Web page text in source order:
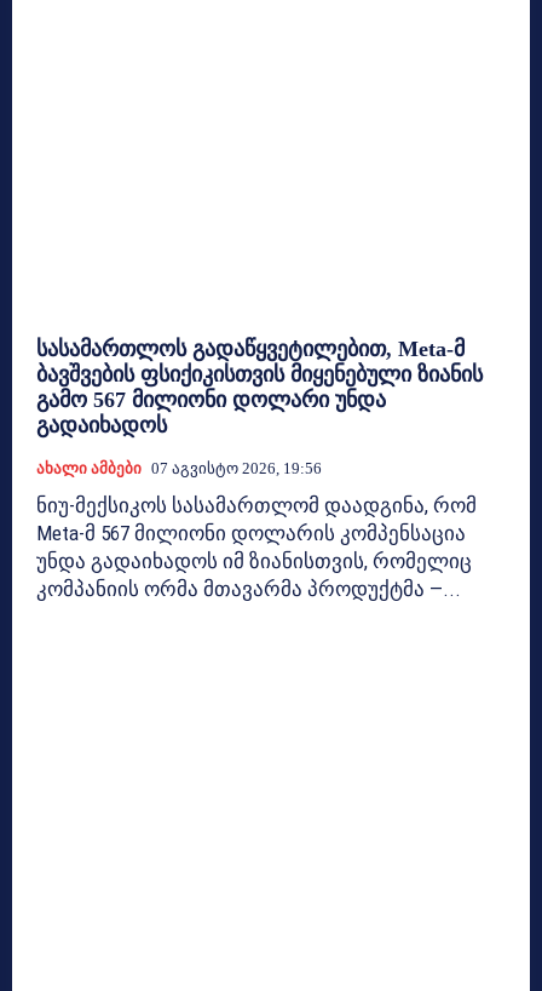
სასამართლოს გადაწყვეტილებით, Meta-მ
ბავშვების ფსიქიკისთვის მიყენებული ზიანის
გამო 567 მილიონი დოლარი უნდა
გადაიხადოს
Ახალი Ამბები 07 Აგვისტო 2026, 19:56
ნიუ-მექსიკოს სასამართლომ დაადგინა, რომ
Meta-მ 567 მილიონი დოლარის კომპენსაცია
უნდა გადაიხადოს იმ ზიანისთვის, რომელიც
კომპანიის ორმა მთავარმა პროდუქტმა —...